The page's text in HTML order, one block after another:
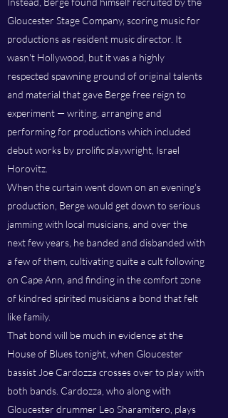
Gloucester Stage Company, scoring music for
productions as resident music director. It
wasn't Hollywood, but it was a highly
respected spawning ground of original talents
and material that gave Berge free reign to
experiment — writing, arranging and
performing for productions which included
debut works by prolific playwright, Israel
Horovitz.
When the curtain went down on an evening's
production, Berge would get down to serious
jamming with local musicians, and over the
next few years, he banded and disbanded with
a few of them, cultivating quite a cult following
on Cape Ann, and finding in the comfort zone
of kindred spirited musicians a bond that felt
like family.
That bond will be much in evidence at the
House of Blues tonight, when Gloucester
bassist Joe Cardozza crosses over to play with
both bands. Cardozza, who along with
Gloucester drummer Leo Sharamitero, plays